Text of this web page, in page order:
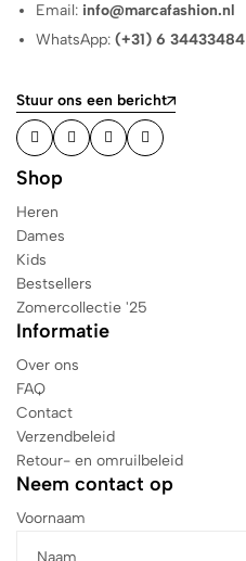
Email: info@marcafashion.nl
WhatsApp:(+31) 6 34433484
Stuur ons een bericht
Shop
Heren
Dames
Kids
Bestsellers
Zomercollectie '25
Informatie
Over ons
FAQ
Contact
Verzendbeleid
Retour- en omruilbeleid
Neem contact op
Voornaam